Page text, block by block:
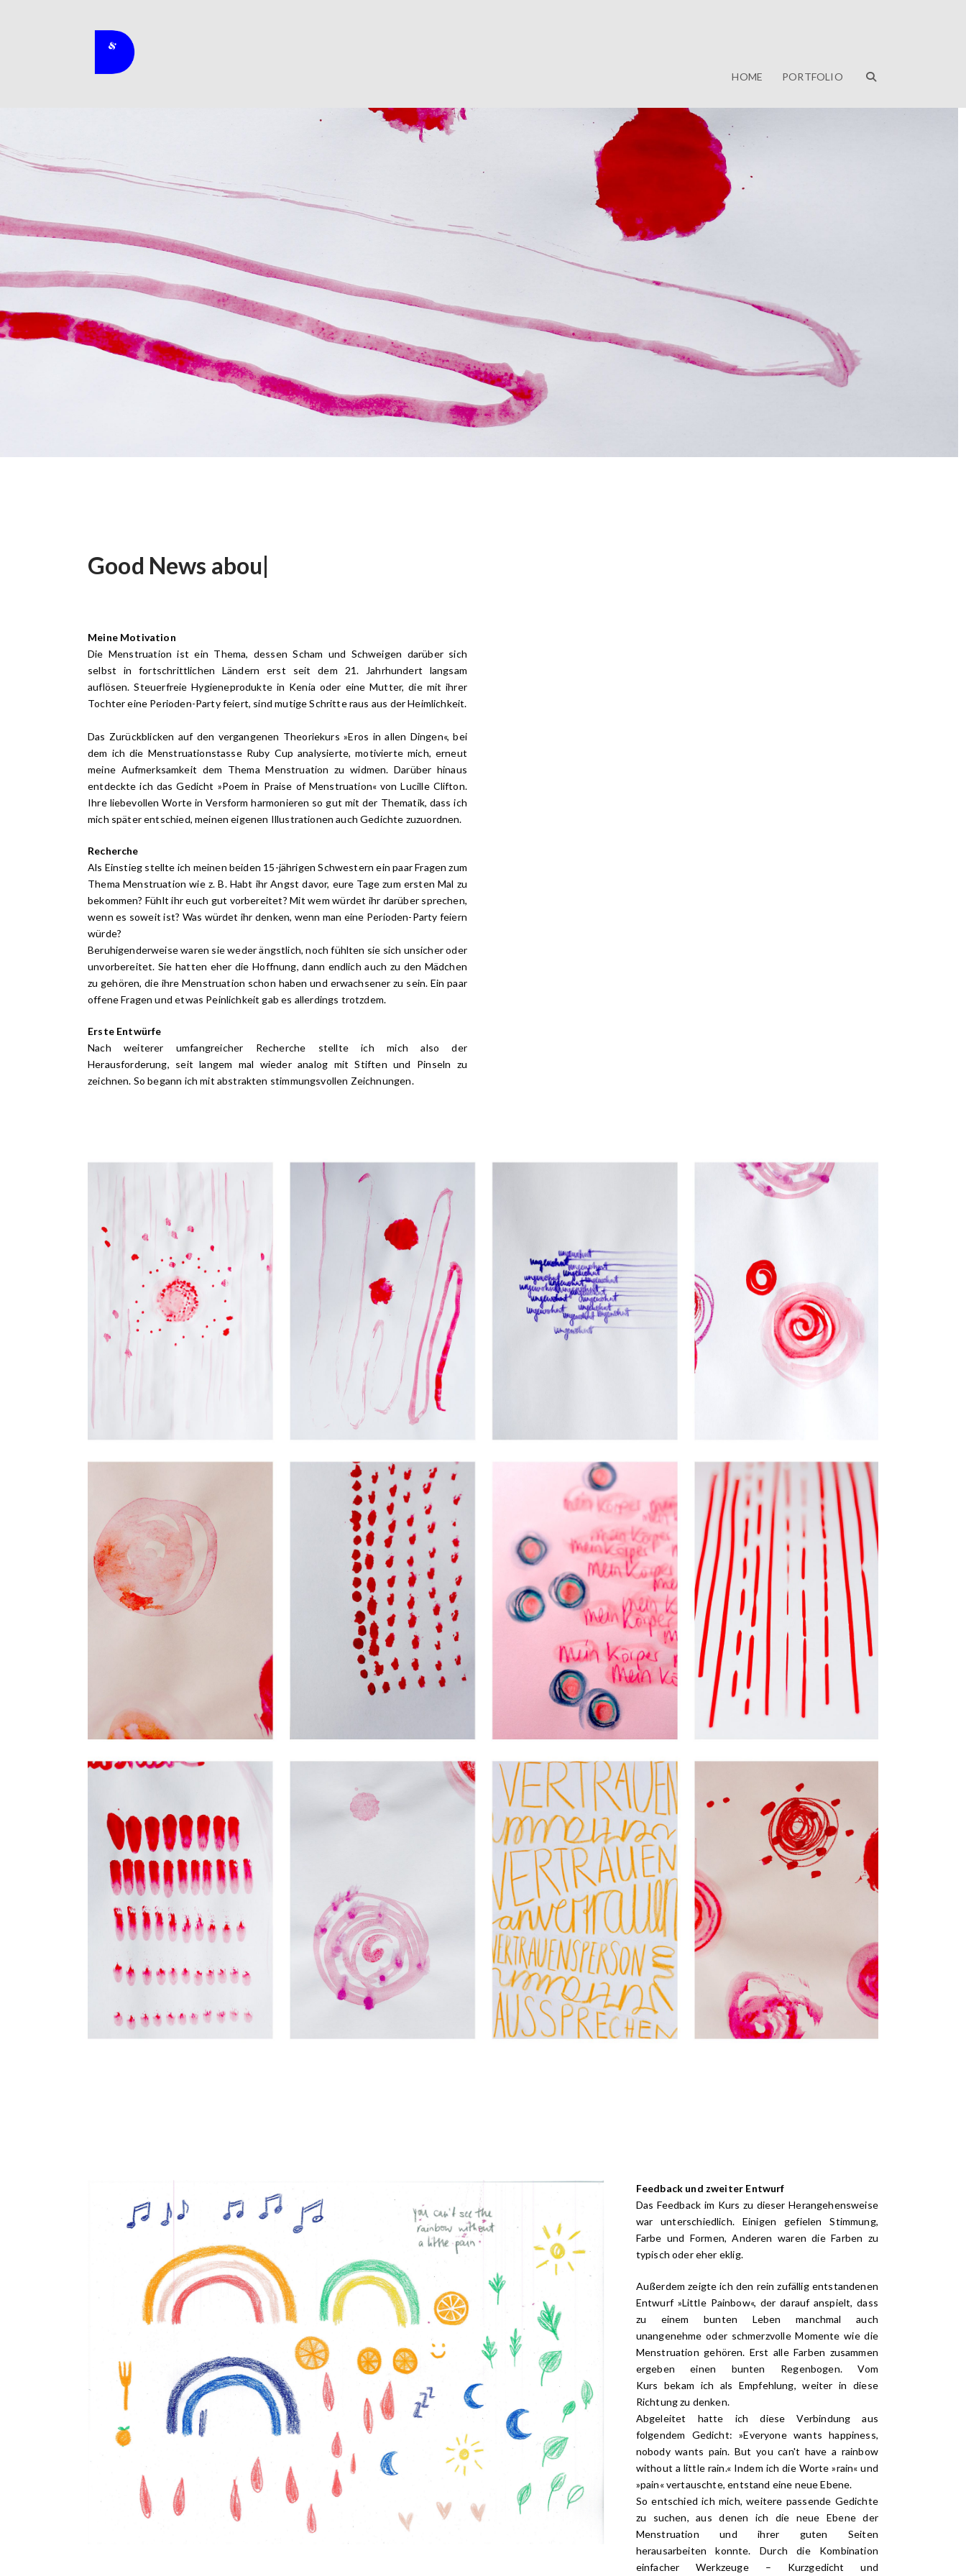
HOME PORTFOLIO
Good News about Menstruation
Meine Motivation
Die Menstruation ist ein Thema, dessen Scham und Schweigen darüber sich
selbst in fortschrittlichen Ländern erst seit dem 21. Jahrhundert langsam
auflösen. Steuerfreie Hygieneprodukte in Kenia oder eine Mutter, die mit ihrer
Tochter eine Perioden-Party feiert, sind mutige Schritte raus aus der Heimlichkeit.
Das Zurückblicken auf den vergangenen Theoriekurs »Eros in allen Dingen«, bei
dem ich die Menstruationstasse Ruby Cup analysierte, motivierte mich, erneut
meine Aufmerksamkeit dem Thema Menstruation zu widmen. Darüber hinaus
entdeckte ich das Gedicht »Poem in Praise of Menstruation« von Lucille Clifton.
Ihre liebevollen Worte in Versform harmonieren so gut mit der Thematik, dass ich
mich später entschied, meinen eigenen Illustrationen auch Gedichte zuzuordnen.
Recherche
Als Einstieg stellte ich meinen beiden 15-jährigen Schwestern ein paar Fragen zum
Thema Menstruation wie z. B. Habt ihr Angst davor, eure Tage zum ersten Mal zu
bekommen? Fühlt ihr euch gut vorbereitet? Mit wem würdet ihr darüber sprechen,
wenn es soweit ist? Was würdet ihr denken, wenn man eine Perioden-Party feiern
würde?
Beruhigenderweise waren sie weder ängstlich, noch fühlten sie sich unsicher oder
unvorbereitet. Sie hatten eher die Hoffnung, dann endlich auch zu den Mädchen
zu gehören, die ihre Menstruation schon haben und erwachsener zu sein. Ein paar
offene Fragen und etwas Peinlichkeit gab es allerdings trotzdem.
Erste Entwürfe
Nach weiterer umfangreicher Recherche stellte ich mich also der
Herausforderung, seit langem mal wieder analog mit Stiften und Pinseln zu
zeichnen. So begann ich mit abstrakten stimmungsvollen Zeichnungen.
Feedback und zweiter Entwurf
Das Feedback im Kurs zu dieser Herangehensweise
war unterschiedlich. Einigen gefielen Stimmung,
Farbe und Formen, Anderen waren die Farben zu
typischoder eher eklig.
Außerdem zeigte ich den rein zufällig entstandenen
Entwurf »Little Painbow«, der darauf anspielt, dass
zu einem bunten Leben manchmal auch
unangenehme oder schmerzvolle Momente wie die
Menstruation gehören. Erst alle Farben zusammen
ergeben einen bunten Regenbogen. Vom
Kurs bekam ich als Empfehlung, weiter in diese
Richtung zu denken.
Abgeleitet hatte ich diese Verbindung aus
folgendem Gedicht:»Everyone wants happiness,
nobody wants pain. But you can't have a rainbow
without a little rain.« Indem ich die Worte »rain« und
»pain« vertauschte, entstand eine neue Ebene.
So entschied ich mich, weitere passende Gedichte
zu suchen, aus denen ich die neue Ebene der
Menstruation und ihrer guten Seiten
herausarbeiten konnte. Durch die Kombination
einfacher Werkzeuge – Kurzgedicht und